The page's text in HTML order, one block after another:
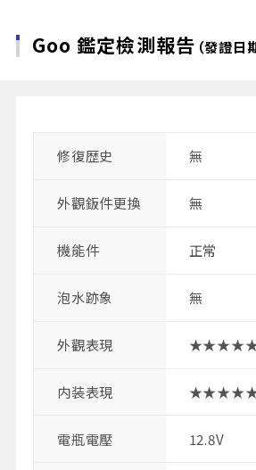
Goo 鑑定檢測報告 （發證
修復歴史 無
外觀鈑件更換 無
機能件 正常
泡水跡象 無
外觀表現
内装表現
電瓶電壓 12.8V